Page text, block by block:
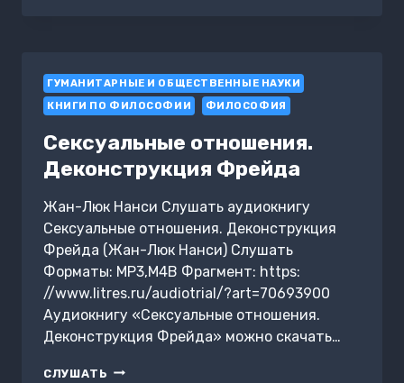
ГУМАНИТАРНЫЕ И ОБЩЕСТВЕННЫЕ НАУКИ
КНИГИ ПО ФИЛОСОФИИ
ФИЛОСОФИЯ
Сексуальные отношения.
Деконструкция Фрейда
Жан-Люк Нанси Слушать аудиокнигу
Сексуальные отношения. Деконструкция
Фрейда (Жан-Люк Нанси) Слушать
Форматы: MP3,M4B Фрагмент: https:
//www.litres.ru/audiotrial/?art=70693900
Аудиокнигу «Сексуальные отношения.
Деконструкция Фрейда» можно скачать…
СЛУШАТЬ СЕКСУАЛЬНЫЕ